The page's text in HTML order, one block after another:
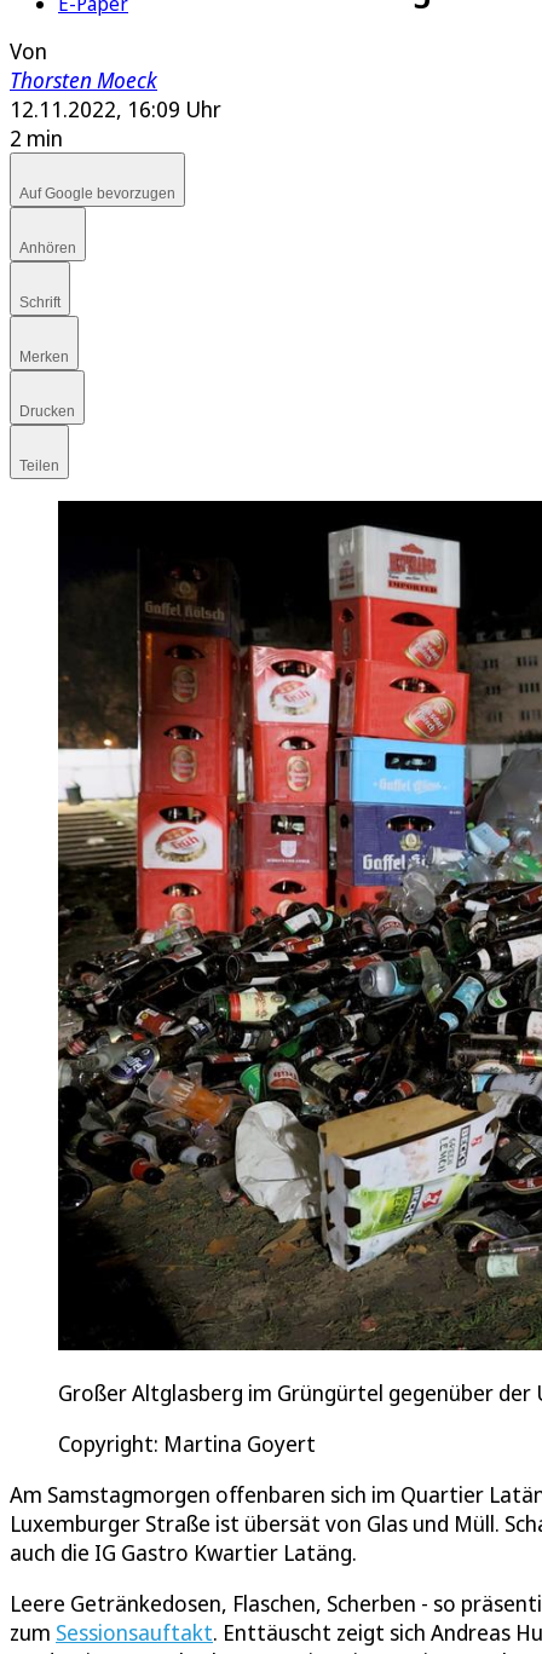
Von
Thorsten Moeck
12.11.2022, 16:09 Uhr
2 min
Auf Google bevorzugen
Anhören
Schrift
Merken
Drucken
Teilen
Großer Altglasberg im Grüngürtel gegenüber der
Copyright: Martina Goyert
Am Samstagmorgen offenbaren sich im Quartier
Luxemburger Straße ist übersät von Glas und Müll.
auch die IG Gastro Kwartier Latäng.
Leere Getränkedosen, Flaschen, Scherben - so
zum Sessionsauftakt. Enttäuscht zeigt sich Andreas